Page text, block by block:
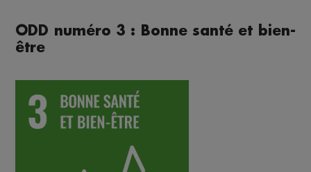
ODD numéro 3 : Bonne santé et bien-
être